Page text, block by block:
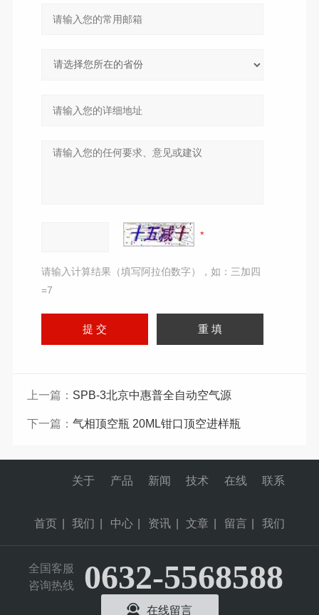
请输入计算结果（填写阿拉伯数字），如：三加四
=7
上一篇： SPB-3北京中惠普全自动空气源
下一篇： 气相顶空瓶 20ML钳口顶空进样瓶
首页
关于
我们
产品
中心
新闻
资讯
技术
文章
在线
留言
联系
我们
全国客服
咨询热线
0632-5568588
在线留言